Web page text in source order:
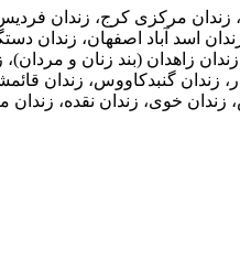
اوین (بندهای زنان و مردان)، زندان
اسد آباد اصفهان، زندان
زاهدان (بند زنان و
گنبدکاووس، زندان
زندان خوی، زندان نقده،